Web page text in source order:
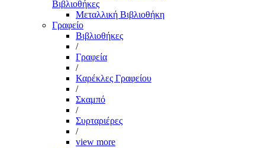
Βιβλιοθήκες
Μεταλλική Βιβλιοθήκη
Γραφείο
Βιβλιοθήκες
/
Γραφεία
/
Καρέκλες Γραφείου
/
Σκαμπό
/
Συρταριέρες
/
view more